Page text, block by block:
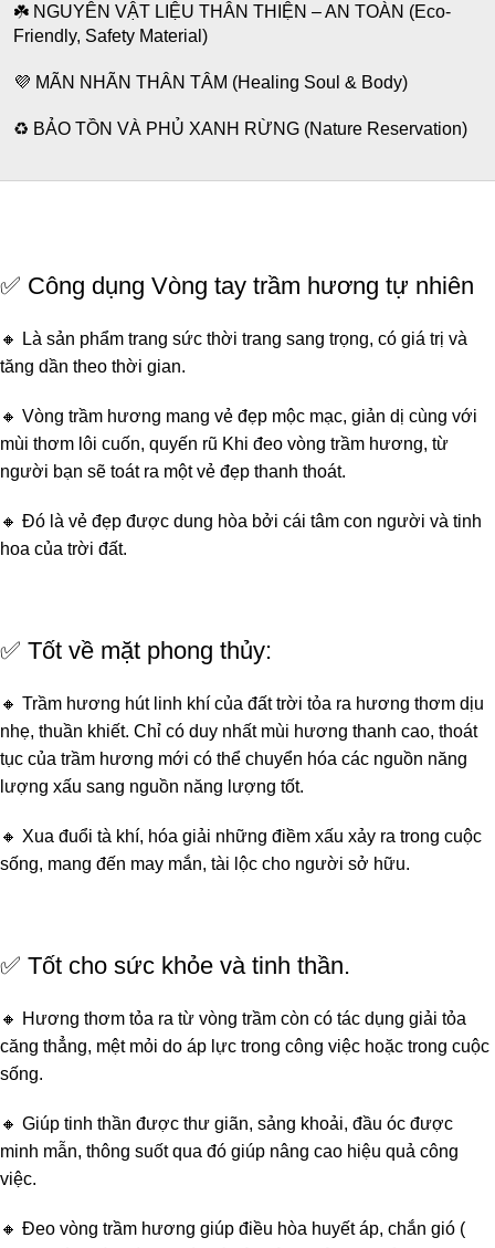
☘️ NGUYÊN VẬT LIỆU THÂN THIỆN – AN TOÀN (Eco-
Friendly, Safety Material)
💜 MÃN NHÃN THÂN TÂM (Healing Soul & Body)
♻️ BẢO TỒN VÀ PHỦ XANH RỪNG (Nature Reservation)
✅ Công dụng Vòng tay trầm hương tự nhiên
🔸 Là sản phẩm trang sức thời trang sang trọng, có giá trị và
tăng dần theo thời gian.
🔸 Vòng trầm hương mang vẻ đẹp mộc mạc, giản dị cùng với
mùi thơm lôi cuốn, quyến rũ Khi đeo vòng trầm hương, từ
người bạn sẽ toát ra một vẻ đẹp thanh thoát.
🔸 Đó là vẻ đẹp được dung hòa bởi cái tâm con người và tinh
hoa của trời đất.
✅ Tốt về mặt phong thủy:
🔸 Trầm hương hút linh khí của đất trời tỏa ra hương thơm dịu
nhẹ, thuần khiết. Chỉ có duy nhất mùi hương thanh cao, thoát
tục của trầm hương mới có thể chuyển hóa các nguồn năng
lượng xấu sang nguồn năng lượng tốt.
🔸 Xua đuổi tà khí, hóa giải những điềm xấu xảy ra trong cuộc
sống, mang đến may mắn, tài lộc cho người sở hữu.
✅ Tốt cho sức khỏe và tinh thần.
🔸 Hương thơm tỏa ra từ vòng trầm còn có tác dụng giải tỏa
căng thẳng, mệt mỏi do áp lực trong công việc hoặc trong cuộc
sống.
🔸 Giúp tinh thần được thư giãn, sảng khoải, đầu óc được
minh mẫn, thông suốt qua đó giúp nâng cao hiệu quả công
việc.
🔸 Đeo vòng trầm hương giúp điều hòa huyết áp, chắn gió (